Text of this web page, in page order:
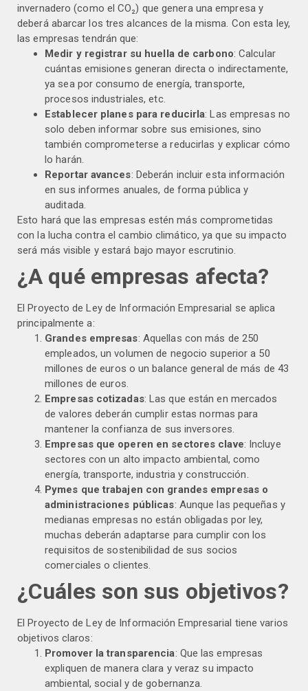
invernadero (como el CO₂) que genera una empresa y
deberá abarcar los tres alcances de la misma. Con esta ley,
las empresas tendrán que:
Medir y registrar su huella de carbono: Calcular
cuántas emisiones generan directa o indirectamente,
ya sea por consumo de energía, transporte,
procesos industriales, etc.
Establecer planes para reducirla: Las empresas no
solo deben informar sobre sus emisiones, sino
también comprometerse a reducirlas y explicar cómo
lo harán.
Reportar avances: Deberán incluir esta información
en sus informes anuales, de forma pública y
auditada.
Esto hará que las empresas estén más comprometidas
con la lucha contra el cambio climático, ya que su impacto
será más visible y estará bajo mayor escrutinio.
¿A qué empresas afecta?
El Proyecto de Ley de Información Empresarial se aplica
principalmente a:
Grandes empresas: Aquellas con más de 250
empleados, un volumen de negocio superior a 50
millones de euros o un balance general de más de 43
millones de euros.
Empresas cotizadas: Las que están en mercados
de valores deberán cumplir estas normas para
mantener la confianza de sus inversores.
Empresas que operen en sectores clave: Incluye
sectores con un alto impacto ambiental, como
energía, transporte, industria y construcción.
Pymes que trabajen con grandes empresas o
administraciones públicas: Aunque las pequeñas y
medianas empresas no están obligadas por ley,
muchas deberán adaptarse para cumplir con los
requisitos de sostenibilidad de sus socios
comerciales o clientes.
¿Cuáles son sus objetivos?
El Proyecto de Ley de Información Empresarial tiene varios
objetivos claros:
Promover la transparencia: Que las empresas
expliquen de manera clara y veraz su impacto
ambiental, social y de gobernanza.